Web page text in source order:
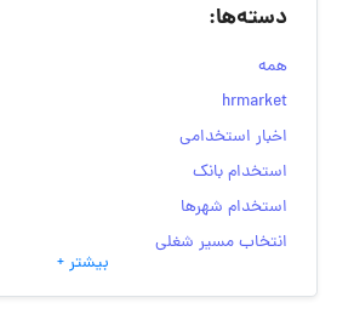
دسته‌ها:
همه
hrmarket
اخبار استخدامی
استخدام بانک
استخدام شهرها
انتخاب مسیر شغلی
به‌روزرسانی‌های سایت (کارجویی)
بیشتر +